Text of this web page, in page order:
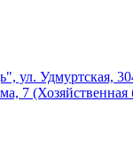
ул. Удмуртская,
7 (Хозяйственная